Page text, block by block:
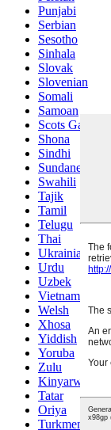
Punjabi
Serbian
Sesotho
Sinhala
Slovak
Slovenian
Somali
Samoan
Scots Gaelic
Shona
Sindhi
Sundanese
Swahili
Tajik
Tamil
Telugu
Thai
Ukrainian
Urdu
Uzbek
Vietnamese
Welsh
Xhosa
Yiddish
Yoruba
Zulu
Kinyarwanda
Tatar
Oriya
Turkmen